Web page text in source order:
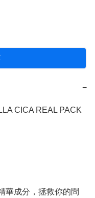
−
CICA REAL PACK
華成分，拯救你的問